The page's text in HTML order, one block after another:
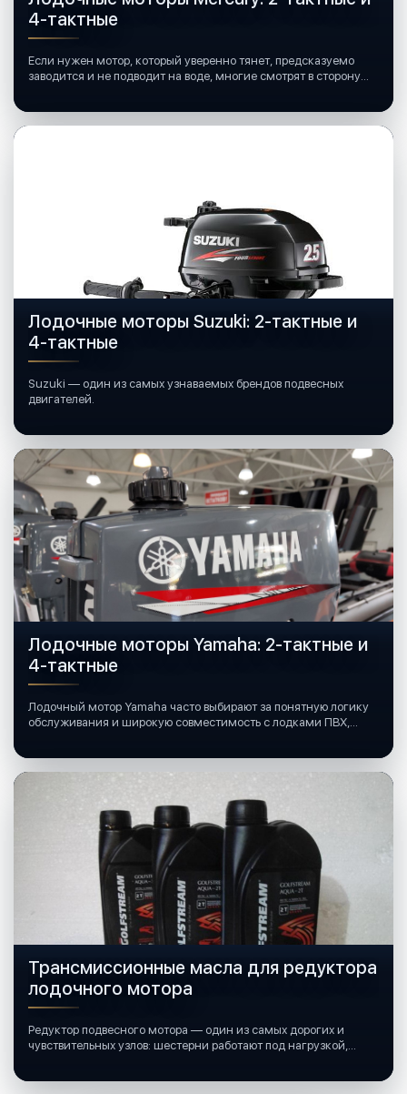
4-тактные
Если нужен мотор, который уверенно тянет, предсказуемо
заводится и не подводит на воде, многие смотрят в сторону
Лодочные моторы Suzuki: 2-тактные и
4-тактные
Suzuki — один из самых узнаваемых брендов подвесных
двигателей.
Лодочные моторы Yamaha: 2-тактные и
4-тактные
Лодочный мотор Yamaha часто выбирают за понятную логику
обслуживания и широкую совместимость с лодками ПВХ,
Трансмиссионные масла для редуктора
лодочного мотора
Редуктор подвесного мотора — один из самых дорогих и
чувствительных узлов: шестерни работают под нагрузкой,